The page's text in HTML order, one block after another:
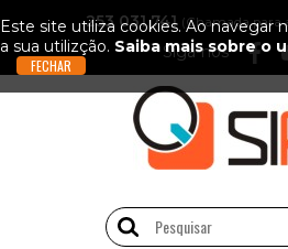
253 031 741 (Chamada para
Siga-nos
Este site utiliza cookies. Ao navegar
a sua utilizção. Saiba mais sobre o